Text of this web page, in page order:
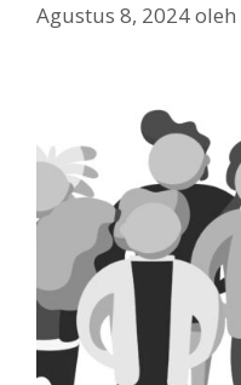
Agustus 8, 2024oleh